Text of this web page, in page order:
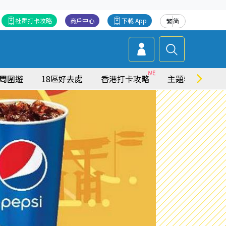
繁简
下載 App
商戶中心
社群打卡攻略
圍遊 18區好去處 香港打卡攻略 主題特集